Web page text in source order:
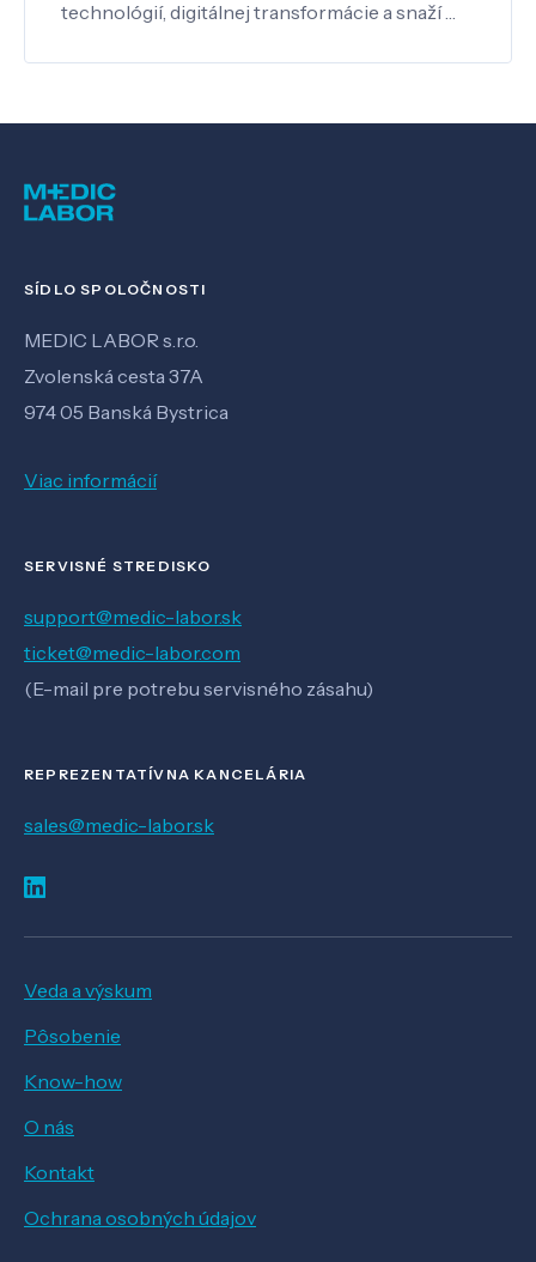
technológií, digitálnej transformácie a snaží …
SÍDLO SPOLOČNOSTI
MEDIC LABOR s.r.o.
Zvolenská cesta 37A
974 05 Banská Bystrica
Viac informácií
SERVISNÉ STREDISKO
support@medic-labor.sk
ticket@medic-labor.com
(E-mail pre potrebu servisného zásahu)
REPREZENTATÍVNA KANCELÁRIA
sales@medic-labor.sk
Veda a výskum
Pôsobenie
Know-how
O nás
Kontakt
Ochrana osobných údajov